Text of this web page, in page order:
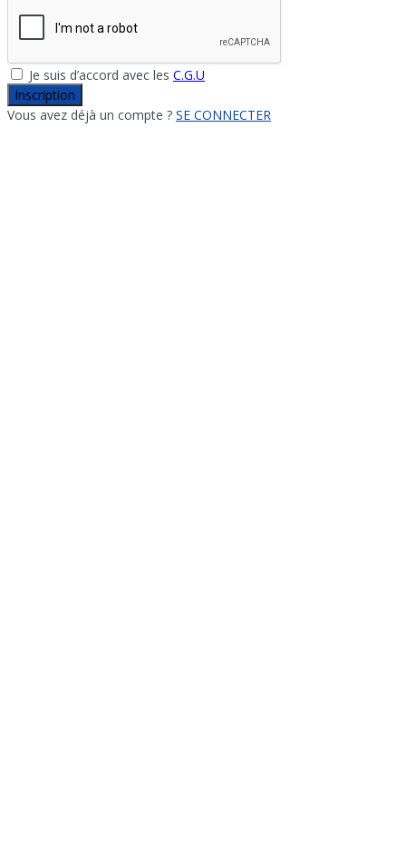
Je suis d’accord avec les C.G.U
Inscription
Vous avez déjà un compte ? SE CONNECTER